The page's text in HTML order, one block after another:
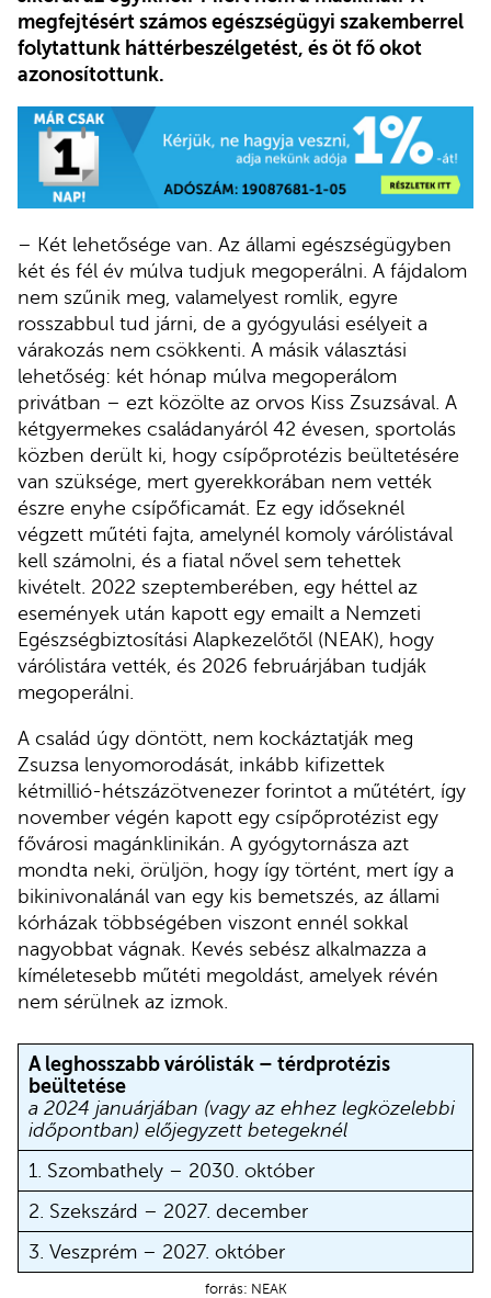
megfejtésért számos egészségügyi szakemberrel
folytattunk háttérbeszélgetést, és öt fő okot
azonosítottunk.
– Két lehetősége van. Az állami egészségügyben
két és fél év múlva tudjuk megoperálni. A fájdalom
nem szűnik meg, valamelyest romlik, egyre
rosszabbul tud járni, de a gyógyulási esélyeit a
várakozás nem csökkenti. A másik választási
lehetőség: két hónap múlva megoperálom
privátban – ezt közölte az orvos Kiss Zsuzsával. A
kétgyermekes családanyáról 42 évesen, sportolás
közben derült ki, hogy csípőprotézis beültetésére
van szüksége, mert gyerekkorában nem vették
észre enyhe csípőficamát. Ez egy időseknél
végzett műtéti fajta, amelynél komoly várólistával
kell számolni, és a fiatal nővel sem tehettek
kivételt. 2022 szeptemberében, egy héttel az
események után kapott egy emailt a Nemzeti
Egészségbiztosítási Alapkezelőtől (NEAK), hogy
várólistára vették, és 2026 februárjában tudják
megoperálni.
A család úgy döntött, nem kockáztatják meg
Zsuzsa lenyomorodását, inkább kifizettek
kétmillió-hétszázötvenezer forintot a műtétért, így
november végén kapott egy csípőprotézist egy
fővárosi magánklinikán. A gyógytornásza azt
mondta neki, örüljön, hogy így történt, mert így a
bikinivonalánál van egy kis bemetszés, az állami
kórházak többségében viszont ennél sokkal
nagyobbat vágnak. Kevés sebész alkalmazza a
kíméletesebb műtéti megoldást, amelyek révén
nem sérülnek az izmok.
A leghosszabb várólisták – térdprotézis
beültetése
a 2024 januárjában (vagy az ehhez legközelebbi
időpontban) előjegyzett betegeknél
1. Szombathely – 2030. október
2. Szekszárd – 2027. december
3. Veszprém – 2027. október
forrás: NEAK